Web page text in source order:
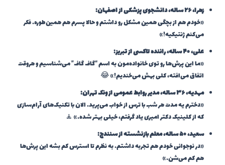
زهرا، ۲۶ ساله، دانشجوی پزشکی از اصفهان:
«خودم هم از بچگی همین مشکل رو داشتم و حالا پسرم هم همین‌طوره. فکر
می‌کنم ژنتیکیه!»
علی، ۴۰ ساله، راننده تاکسی از تبریز:
«ما این پرش‌ها رو توی خانواده‌مون به اسم “گاف گاف” می‌شناسیم و هروقت
اتفاق می‌افته، کلی بهش می‌خندیم!» 😂
مهدیه، ۳۶ ساله، مدیر روابط عمومی از ونک تهران:
«دخترم یه مدت هر شب با ترس از خواب می‌پرید. الان با تکنیک‌های آرام‌سازی
که از کلینیک دکتر امیری یاد گرفتم، خیلی بهتر شده.» 🧘
سعید، ۵۰ ساله، معلم بازنشسته از سنندج:
«در نوجوانی خودم هم تجربه داشتم. به نظرم تا استرس کم بشه این پرش‌ها
هم کم می‌شن.»